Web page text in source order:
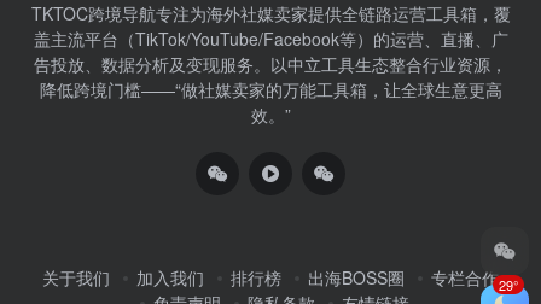
TKTOC跨境导航​专注为海外社媒卖家提供全链路运营工具箱，覆
盖主流平台（TikTok/YouTube/Facebook等）​的运营、直播、广
告投放、数据分析及变现服务。以中立工具生态整合行业资源，
降低跨境门槛——“做社媒卖家的万能工具箱，让全球生意更高
效。”
关于我们 加入我们 排行榜 出海BOSS圈
专栏合作29°